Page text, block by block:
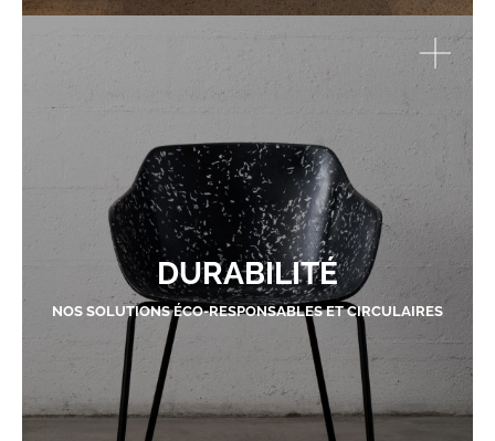
DURABILITÉ
NOS SOLUTIONS ÉCO-RESPONSABLES ET CIRCULAIRES